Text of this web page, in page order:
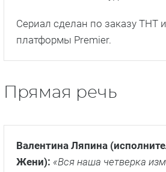
выбором, пытается найти себя.
– для меня это главная тема
поиск тоже происходит. Она
вопросы, которые пока очень
становления, он вновь
сложными ситуациями, но Саня